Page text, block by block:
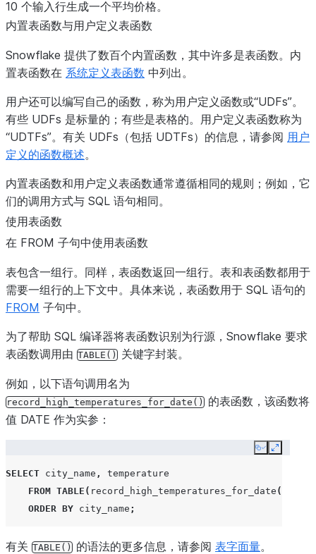
10 个输入行生成一个平均价格。
内置表函数与用户定义表函数
Snowflake 提供了数百个内置函数，其中许多是表函数。内
置表函数在 系统定义表函数 中列出。
用户还可以编写自己的函数，称为用户定义函数或“UDFs”。
有些 UDFs 是标量的；有些是表格的。用户定义表函数称为
“UDTFs”。有关 UDFs（包括 UDTFs）的信息，请参阅 用户
定义的函数概述。
内置表函数和用户定义表函数通常遵循相同的规则；例如，它
们的调用方式与 SQL 语句相同。
使用表函数
在 FROM 子句中使用表函数
表包含一组行。同样，表函数返回一组行。表和表函数都用于
需要一组行的上下文中。具体来说，表函数用于 SQL 语句的
FROM 子句中。
为了帮助 SQL 编译器将表函数识别为行源，Snowflake 要求
表函数调用由 TABLE() 关键字封装。
例如，以下语句调用名为
record_high_temperatures_for_date() 的表函数，该函数将
值 DATE 作为实参：
CopyExpand
SELECT city_name ,
temperature
FROM TABLE ( record_high_temperatures_for_date (
ORDER BY city_name ;
有关 TABLE() 的语法的更多信息，请参阅 表字面量。